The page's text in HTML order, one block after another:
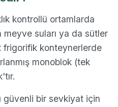
kontrollü ortamlarda
meyve suları ya da sütler
frigorifik konteynerlerde
monoblok (tek
güvenli bir sevkiyat için